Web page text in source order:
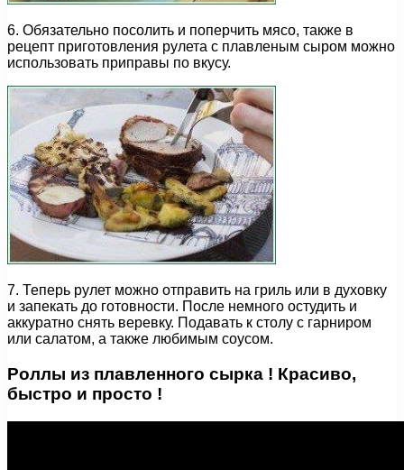
6. Обязательно посолить и поперчить мясо, также в
рецепт приготовления рулета с плавленым сыром можно
использовать приправы по вкусу.
7. Теперь рулет можно отправить на гриль или в духовку
и запекать до готовности. После немного остудить и
аккуратно снять веревку. Подавать к столу с гарниром
или салатом, а также любимым соусом.
Роллы из плавленного сырка ! Красиво,
быстро и просто !